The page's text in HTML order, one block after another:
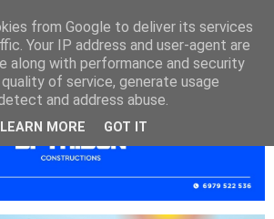
from Google to deliver its services
Your IP address and user-agent are
along with performance and security
of service, generate usage
and address abuse.
LEARN MORE GOT IT